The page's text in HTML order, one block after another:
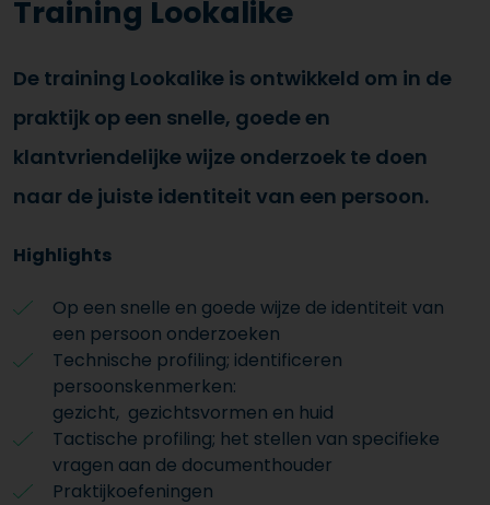
Training Lookalike
De training Lookalike is ontwikkeld om in de
praktijk op een snelle, goede en
klantvriendelijke wijze onderzoek te doen
naar de juiste identiteit van een persoon.
Highlights
Op een snelle en goede wijze de identiteit van
een persoon onderzoeken
Technische profiling; identificeren
persoonskenmerken:
gezicht, gezichtsvormen en huid
Tactische profiling; het stellen van specifieke
vragen aan de documenthouder
Praktijkoefeningen